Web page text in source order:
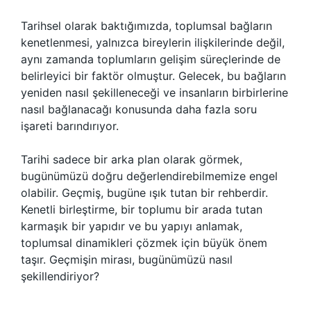
Tarihsel olarak baktığımızda, toplumsal bağların
kenetlenmesi, yalnızca bireylerin ilişkilerinde değil,
aynı zamanda toplumların gelişim süreçlerinde de
belirleyici bir faktör olmuştur. Gelecek, bu bağların
yeniden nasıl şekilleneceği ve insanların birbirlerine
nasıl bağlanacağı konusunda daha fazla soru
işareti barındırıyor.
Tarihi sadece bir arka plan olarak görmek,
bugünümüzü doğru değerlendirebilmemize engel
olabilir. Geçmiş, bugüne ışık tutan bir rehberdir.
Kenetli birleştirme, bir toplumu bir arada tutan
karmaşık bir yapıdır ve bu yapıyı anlamak,
toplumsal dinamikleri çözmek için büyük önem
taşır. Geçmişin mirası, bugünümüzü nasıl
şekillendiriyor?